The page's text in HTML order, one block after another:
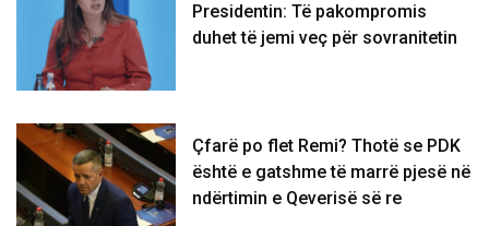
Presidentin: Të pakompromis
duhet të jemi veç për sovranitetin
Çfarë po flet Remi? Thotë se PDK
është e gatshme të marrë pjesë në
ndërtimin e Qeverisë së re